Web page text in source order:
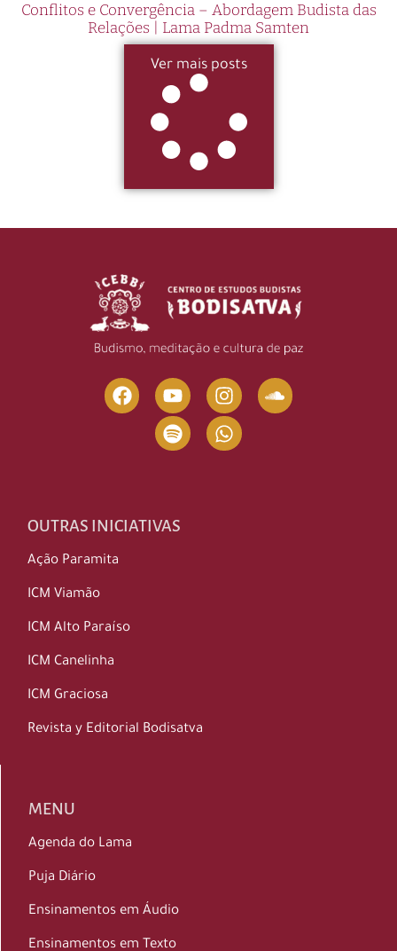
Conflitos e Convergência – Abordagem Budista das
Relações | Lama Padma Samten
Ver mais posts
OUTRAS INICIATIVAS
Ação Paramita
ICM Viamão
ICM Alto Paraíso
ICM Canelinha
ICM Graciosa
Revista y Editorial Bodisatva
MENU
Agenda do Lama
Puja Diário
Ensinamentos em Áudio
Ensinamentos em Texto